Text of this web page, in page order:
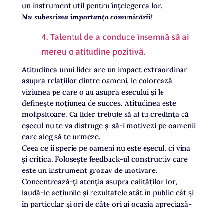
un instrument util pentru înțelegerea lor.
Nu subestima importanța comunicării!
4. Talentul de a conduce însemnă să ai
mereu o atitudine pozitivă.
Atitudinea unui lider are un impact extraordinar
asupra relațiilor dintre oameni, le colorează
viziunea pe care o au asupra eșecului și le
definește noțiunea de succes. Atitudinea este
molipsitoare. Ca lider trebuie să ai tu credința că
eșecul nu te va distruge și să-i motivezi pe oamenii
care aleg să te urmeze.
Ceea ce îi sperie pe oameni nu este eșecul, ci vina
și critica. Folosește feedback-ul constructiv care
este un instrument grozav de motivare.
Concentrează-ți atenția asupra calităților lor,
laudă-le acțiunile și rezultatele atât în public cât și
în particular și ori de câte ori ai ocazia apreciază-